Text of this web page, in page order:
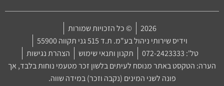
2026
© כל הזכויות שמורות
וידיס שירותי ניהול בע"מ. ת.ד 515 גני תקווה 55900
טל': 072-2423333
תקנון ותנאי שימוש
הצהרת נגישות
הערה: הטקסט באתר מנוסח לעיתים בלשון זכר מטעמי נוחות בלבד, אך
פונה לשני המינים (נקבה וזכר) במידה שווה.